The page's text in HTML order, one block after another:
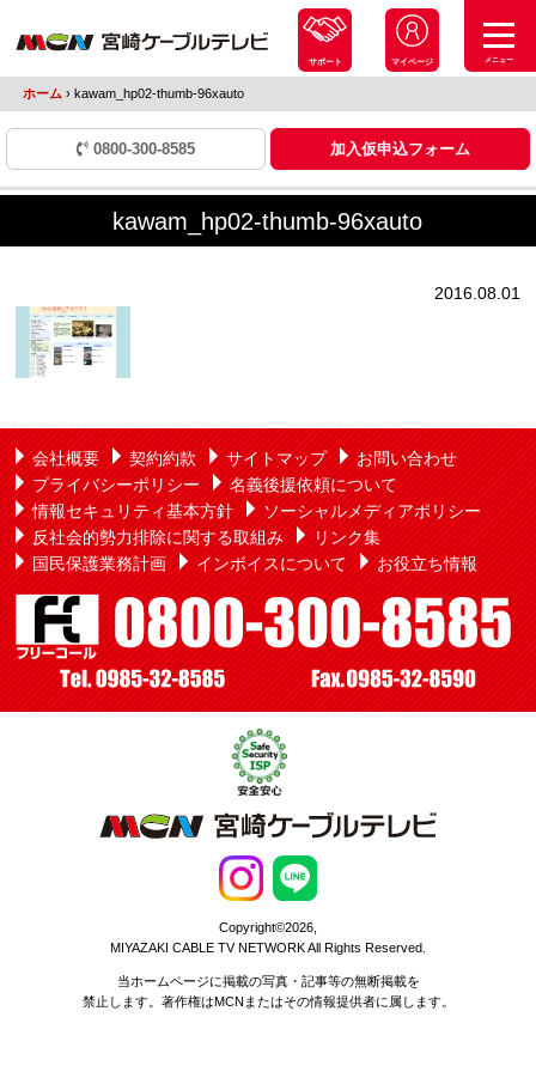
サポート マイページ メニュー
ホーム ›kawam_hp02-thumb-96xauto
0800-300-8585 加入仮申込フォーム
kawam_hp02-thumb-96xauto
2016.08.01
会社概要 契約約款 サイトマップ
お問い合わせ
プライバシーポリシー
名義後援依頼について
情報セキュリティ基本方針
ソーシャルメディアポリシー
反社会的勢力排除に関する取組み
リンク集
国民保護業務計画
インボイスについて お役立ち情報
Copyright©2026,
MIYAZAKI CABLE TV NETWORK All Rights Reserved.
当ホームページに掲載の写真・記事等の無断掲載を
禁止します。著作権はMCNまたはその情報提供者に属します。